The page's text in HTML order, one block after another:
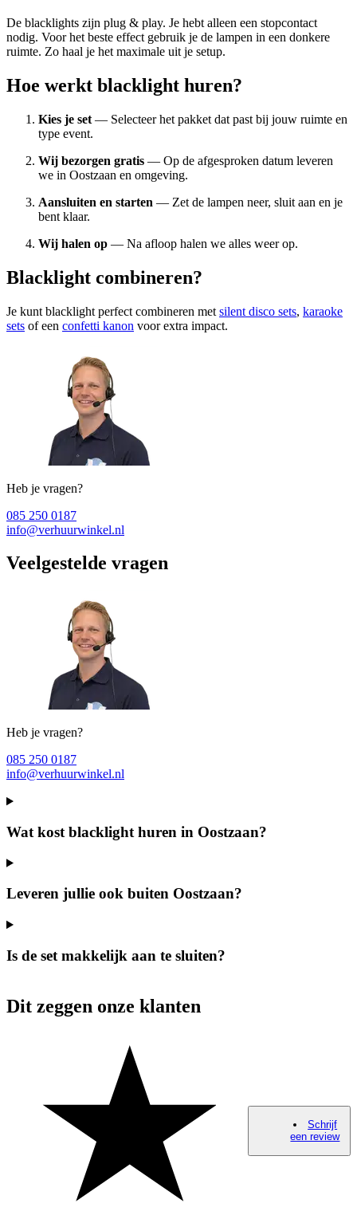
De blacklights zijn plug & play. Je hebt alleen een stopcontact
nodig. Voor het beste effect gebruik je de lampen in een donkere
ruimte. Zo haal je het maximale uit je setup.
Hoe werkt blacklight huren?
Kies je set — Selecteer het pakket dat past bij jouw ruimte en
type event.
Wij bezorgen gratis — Op de afgesproken datum leveren
we in Oostzaan en omgeving.
Aansluiten en starten — Zet de lampen neer, sluit aan en je
bent klaar.
Wij halen op — Na afloop halen we alles weer op.
Blacklight combineren?
Je kunt blacklight perfect combineren met silent disco sets, karaoke
sets of een confetti kanon voor extra impact.
Heb je vragen?
085 250 0187
info@verhuurwinkel.nl
Veelgestelde vragen
Heb je vragen?
085 250 0187
info@verhuurwinkel.nl
Wat kost blacklight huren in Oostzaan?
Leveren jullie ook buiten Oostzaan?
Is de set makkelijk aan te sluiten?
Dit zeggen onze klanten
Schrijf
een review